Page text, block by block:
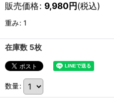
販売価格: 9,980円(税込)
重み: 1
在庫数 5枚
数量: